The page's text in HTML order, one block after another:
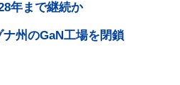
年まで継続か
州のGaN工場を閉鎖